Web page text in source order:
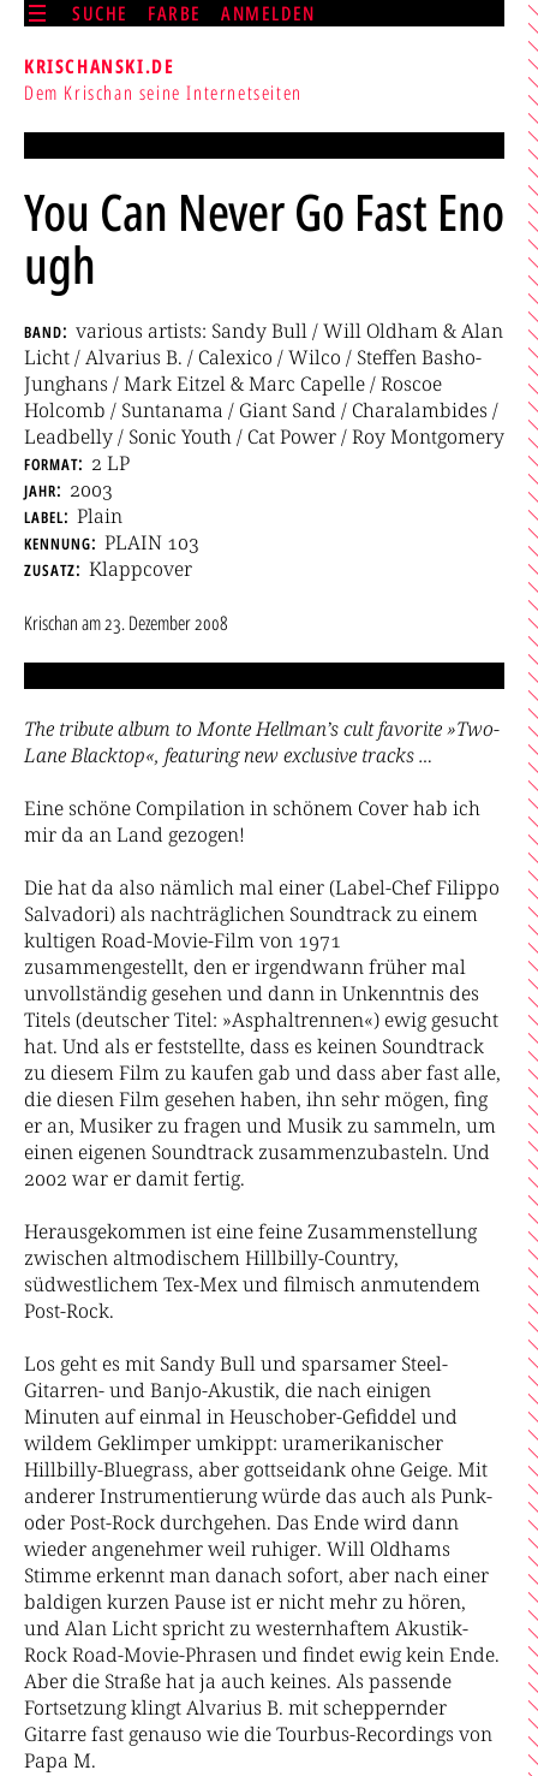
SUCHE FARBE ANMELDEN
KRISCHANSKI.DE
Dem Krischan seine Internetseiten
You Can Never Go Fast Eno
ugh
band various artists: Sandy Bull / Will Oldham & Alan
Licht / Alvarius B. / Calexico / Wilco / Steffen Basho-
Junghans / Mark Eitzel & Marc Capelle / Roscoe
Holcomb / Suntanama / Giant Sand / Charalambides /
Leadbelly / Sonic Youth / Cat Power / Roy Montgomery
format 2 LP
jahr 2003
label Plain
kennung PLAIN 103
zusatz Klappcover
Krischanam23. Dezember 2008
The tribute album to Monte Hellman’s cult favorite »Two-
Lane Blacktop«, featuring new exclusive tracks …
Eine schöne Compilation in schönem Cover hab ich
mir da an Land gezogen!
Die hat da also nämlich mal einer (Label-Chef Filippo
Salvadori) als nachträglichen Soundtrack zu einem
kultigen Road-Movie-Film von 1971
zusammengestellt, den er irgendwann früher mal
unvollständig gesehen und dann in Unkenntnis des
Titels (deutscher Titel: »Asphaltrennen«) ewig gesucht
hat. Und als er feststellte, dass es keinen Soundtrack
zu diesem Film zu kaufen gab und dass aber fast alle,
die diesen Film gesehen haben, ihn sehr mögen, fing
er an, Musiker zu fragen und Musik zu sammeln, um
einen eigenen Soundtrack zusammenzubasteln. Und
2002 war er damit fertig.
Herausgekommen ist eine feine Zusammenstellung
zwischen altmodischem Hillbilly-Country,
südwestlichem Tex-Mex und filmisch anmutendem
Post-Rock.
Los geht es mit Sandy Bull und sparsamer Steel-
Gitarren- und Banjo-Akustik, die nach einigen
Minuten auf einmal in Heuschober-Gefiddel und
wildem Geklimper umkippt: uramerikanischer
Hillbilly-Bluegrass, aber gottseidank ohne Geige. Mit
anderer Instrumentierung würde das auch als Punk-
oder Post-Rock durchgehen. Das Ende wird dann
wieder angenehmer weil ruhiger. Will Oldhams
Stimme erkennt man danach sofort, aber nach einer
baldigen kurzen Pause ist er nicht mehr zu hören,
und Alan Licht spricht zu westernhaftem Akustik-
Rock Road-Movie-Phrasen und findet ewig kein Ende.
Aber die Straße hat ja auch keines. Als passende
Fortsetzung klingt Alvarius B. mit scheppernder
Gitarre fast genauso wie die Tourbus-Recordings von
Papa M.